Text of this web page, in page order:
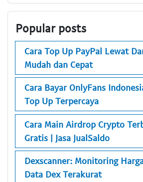
Popular posts
Cara Top Up PayPal Lewat
Mudah dan Cepat
Cara Bayar OnlyFans
Top Up Terpercaya
Cara Main Airdrop Crypto
Gratis | Jasa JualSaldo
Dexscanner: Monitoring
Data Dex Terakurat